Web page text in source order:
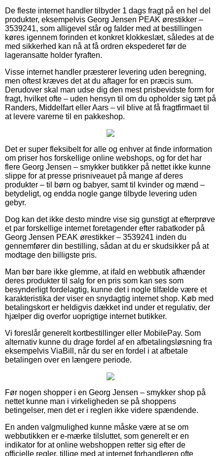
De fleste internet handler tilbyder 1 dags fragt på en hel del
produkter, eksempelvis Georg Jensen PEAK ørestikker –
3539241, som alligevel står og falder med at bestillingen
køres igennem forinden et konkret klokkeslæt, således at de
med sikkerhed kan nå at få ordren ekspederet før de
lageransatte holder fyraften.
Visse internet handler præsterer levering uden beregning,
men oftest kræves det at du aftager for en præcis sum.
Derudover skal man udse dig den mest prisbevidste form for
fragt, hvilket ofte – uden hensyn til om du opholder sig tæt på
Randers, Middelfart eller Aars – vil blive at få fragtfirmaet til
at levere varerne til en pakkeshop.
Det er super fleksibelt for alle og enhver at finde information
om priser hos forskellige online webshops, og for det har
flere Georg Jensen – smykker butikker på nettet ikke kunne
slippe for at presse prisniveauet på mange af deres
produkter – til børn og babyer, samt til kvinder og mænd –
betydeligt, og endda nogle gange tilbyde levering uden
gebyr.
Dog kan det ikke desto mindre vise sig gunstigt at efterprøve
et par forskellige internet foretagender efter rabatkoder på
Georg Jensen PEAK ørestikker – 3539241 inden du
gennemfører din bestilling, sådan at du er skudsikker på at
modtage den billigste pris.
Man bør bare ikke glemme, at ifald en webbutik afhænder
deres produkter til salg for en pris som kan ses som
besynderligt fordelagtig, kunne det i nogle tilfælde være et
karakteristika der viser en snydagtig internet shop. Køb med
betalingskort er heldigvis dækket ind under et regulativ, der
hjælper dig overfor uoprigtige internet butikker.
Vi foreslår generelt kortbestillinger eller MobilePay. Som
alternativ kunne du drage fordel af en afbetalingsløsning fra
eksempelvis ViaBill, når du ser en fordel i at afbetale
betalingen over en længere periode.
Før nogen shopper i en Georg Jensen – smykker shop på
nettet kunne man i virkeligheden se på shoppens
betingelser, men det er i reglen ikke videre spændende.
En anden valgmulighed kunne måske være at se om
webbutikken er e-mærke tilsluttet, som generelt er en
indikator for at online webshoppen retter sig efter de
officielle regler, tillige med at internet forhandleren ofte